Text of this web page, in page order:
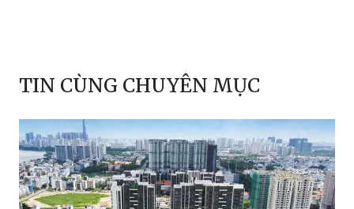
TIN CÙNG CHUYÊN MỤC